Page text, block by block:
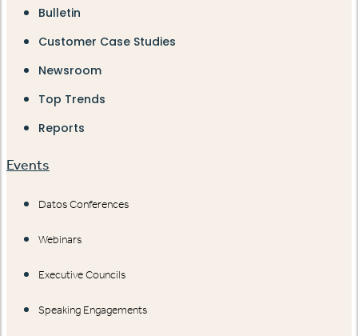
Bulletin
Customer Case Studies
Newsroom
Top Trends
Reports
Events
Datos Conferences
Webinars
Executive Councils
Speaking Engagements